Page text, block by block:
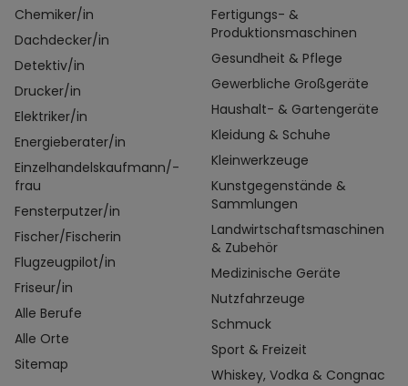
Chemiker/in
Dachdecker/in
Detektiv/in
Drucker/in
Elektriker/in
Energieberater/in
Einzelhandelskaufmann/-
frau
Fensterputzer/in
Fischer/Fischerin
Flugzeugpilot/in
Friseur/in
Alle Berufe
Alle Orte
Sitemap
Fertigungs- &
Produktionsmaschinen
Gesundheit & Pflege
Gewerbliche Großgeräte
Haushalt- & Gartengeräte
Kleidung & Schuhe
Kleinwerkzeuge
Kunstgegenstände &
Sammlungen
Landwirtschaftsmaschinen
& Zubehör
Medizinische Geräte
Nutzfahrzeuge
Schmuck
Sport & Freizeit
Whiskey, Vodka & Congnac